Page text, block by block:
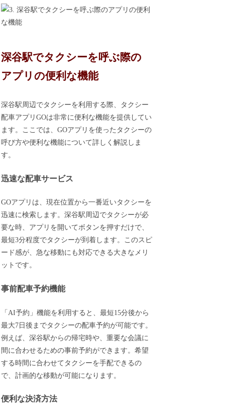
深谷駅でタクシーを呼ぶ際の
アプリの便利な機能
深谷駅周辺でタクシーを利用する際、タクシー
配車アプリGOは非常に便利な機能を提供してい
ます。ここでは、GOアプリを使ったタクシーの
呼び方や便利な機能について詳しく解説しま
す。
迅速な配車サービス
GOアプリは、現在位置から一番近いタクシーを
迅速に検索します。深谷駅周辺でタクシーが必
要な時、アプリを開いてボタンを押すだけで、
最短3分程度でタクシーが到着します。このスピ
ード感が、急な移動にも対応できる大きなメリ
ットです。
事前配車予約機能
「AI予約」機能を利用すると、最短15分後から
最大7日後までタクシーの配車予約が可能です。
例えば、深谷駅からの帰宅時や、重要な会議に
間に合わせるための事前予約ができます。希望
する時間に合わせてタクシーを手配できるの
で、計画的な移動が可能になります。
便利な決済方法